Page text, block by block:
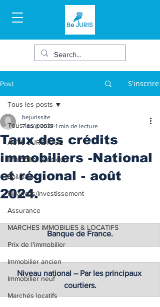
Post S'inscrire
Tous les posts
ACTU JURIDIQUE
Immobilier juridique
Bail/baux
Finances/Investissement
Assurance
MARCHES IMMOBILIES & LOCATIFS
Prix de l'immobilier
Immobilier ancien
Immobilier neuf
Marchés locatifs
Tous les posts
Taux des crédits
immobiliers -National
et régional - août
2024.
bejurissite
7 août 2024 1 min de lecture
Banque de France.
Niveau national – Par les principaux
courtiers.